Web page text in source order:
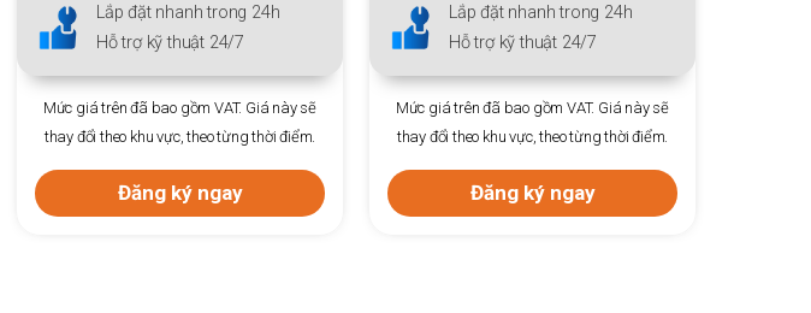
Lắp đặt nhanh trong 24h
Hỗ trợ kỹ thuật 24/7
Mức giá trên đã bao gồm VAT. Giá này sẽ
thay đổi theo khu vực, theo từng thời điểm.
Đăng ký ngay
Lắp đặt nhanh trong 24h
Hỗ trợ kỹ thuật 24/7
Mức giá trên đã bao gồm VAT. Giá này sẽ
thay đổi theo khu vực, theo từng thời điểm.
Đăng ký ngay